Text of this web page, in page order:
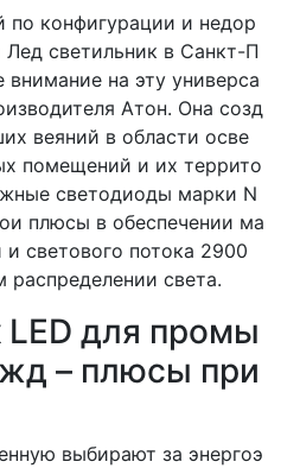
конфигурации и недор
светильник в Санкт-П
внимание на эту универса
Атон. Она созд
веяний в области осве
помещений и их террито
светодиоды марки N
плюсы в обеспечении ма
светового потока 2900
света.
для промы
– плюсы при
выбирают за энергоэ